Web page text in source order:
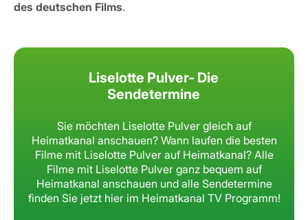
des deutschen Films.
Liselotte Pulver- Die
Sendetermine
Sie möchten Liselotte Pulver gleich auf
Heimatkanal anschauen? Wann laufen die besten
Filme mit Liselotte Pulver auf Heimatkanal?Alle
Filme mit Liselotte Pulver ganz bequem auf
Heimatkanal anschauen und alle Sendetermine
finden Sie jetzt hier im Heimatkanal TV Programm!